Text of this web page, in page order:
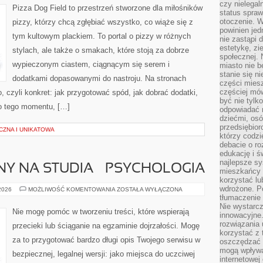
Pizza Dog Field to przestrzeń stworzone dla miłośników
pizzy, którzy chcą zgłębiać wszystko, co wiąże się z
tym kultowym plackiem. To portal o pizzy w różnych
stylach, ale także o smakach, które stoją za dobrze
wypieczonym ciastem, ciągnącym się serem i
dodatkami dopasowanymi do nastroju. Na stronach
czyli konkret: jak przygotować spód, jak dobrać dodatki,
tego momentu, […]
I UNIKATOWA
NA STUDIA – PSYCHOLOGIA
MOŻLIWOŚĆ KOMENTOWANIA EGZAMIN
STUDIA
–
ZOSTAŁA WYŁĄCZONA
Nie mogę pomóc w tworzeniu treści, które wspierają
przecieki lub ściąganie na egzaminie dojrzałości. Mogę
za to przygotować bardzo długi opis Twojego serwisu w
bezpiecznej, legalnej wersji: jako miejsca do uczciwej
czy
status
otoczenie.
powinien
nie zastąpi
estetykę,
społecznej.
miasto nie
stanie się
części
częściej
być nie
odpowiadać
dziećmi,
którzy
debacie o
edukację i
najlepsze
mieszkańcy
korzystać
wdrożone.
Nie
rozwiązania
korzystać z
oszczędzać
mogą